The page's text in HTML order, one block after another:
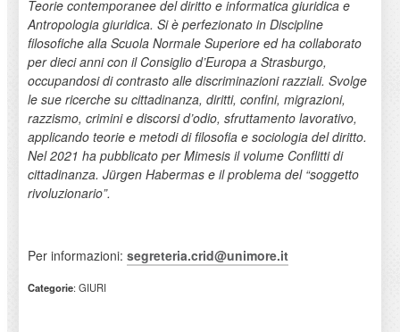
Teorie contemporanee del diritto e informatica giuridica e
Antropologia giuridica. Si è perfezionato in Discipline
filosofiche alla Scuola Normale Superiore ed ha collaborato
per dieci anni con il Consiglio d’Europa a Strasburgo,
occupandosi di contrasto alle discriminazioni razziali. Svolge
le sue ricerche su cittadinanza, diritti, confini, migrazioni,
razzismo, crimini e discorsi d’odio, sfruttamento lavorativo,
applicando teorie e metodi di filosofia e sociologia del diritto.
Nel 2021 ha pubblicato per Mimesis il volume Conflitti di
cittadinanza. Jürgen Habermas e il problema del “soggetto
rivoluzionario”.
Per informazioni: segreteria.crid@unimore.it
Categorie: GIURI